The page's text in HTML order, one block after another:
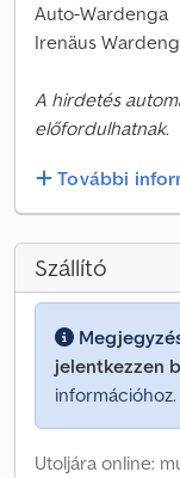
Auto-Wardenga
Irenäus
A hirdetés
előfordulhatnak.
További
Szállító
jelentkezzen
információhoz.
Utoljára online: